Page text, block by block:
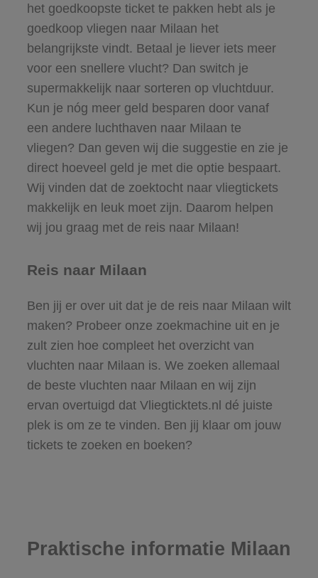
het goedkoopste ticket te pakken hebt als je
goedkoop vliegen naar Milaan het
belangrijkste vindt. Betaal je liever iets meer
voor een snellere vlucht? Dan switch je
supermakkelijk naar sorteren op vluchtduur.
Kun je nóg meer geld besparen door vanaf
een andere luchthaven naar Milaan te
vliegen? Dan geven wij die suggestie en zie je
direct hoeveel geld je met die optie bespaart.
Wij vinden dat de zoektocht naar vliegtickets
makkelijk en leuk moet zijn. Daarom helpen
wij jou graag met de reis naar Milaan!
Reis naar Milaan
Ben jij er over uit dat je de reis naar Milaan wilt
maken? Probeer onze zoekmachine uit en je
zult zien hoe compleet het overzicht van
vluchten naar Milaan is. We zoeken allemaal
de beste vluchten naar Milaan en wij zijn
ervan overtuigd dat Vliegticktets.nl dé juiste
plek is om ze te vinden. Ben jij klaar om jouw
tickets te zoeken en boeken?
Praktische informatie Milaan